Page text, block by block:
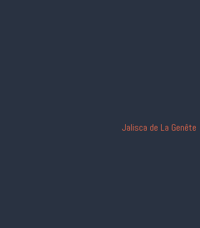
Jalisca de La Genête